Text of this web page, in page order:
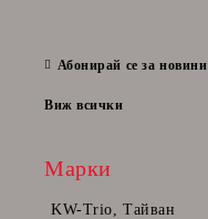
Абонирай се за новини
Виж всички
Марки
KW-Trio, Тайван